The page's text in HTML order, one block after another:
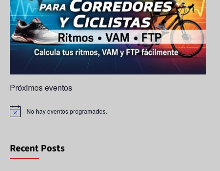
n
el
Próximos eventos
o
No hay eventos programados.
Recent Posts